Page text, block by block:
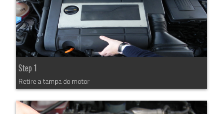
Step 1
Retire a tampa do motor